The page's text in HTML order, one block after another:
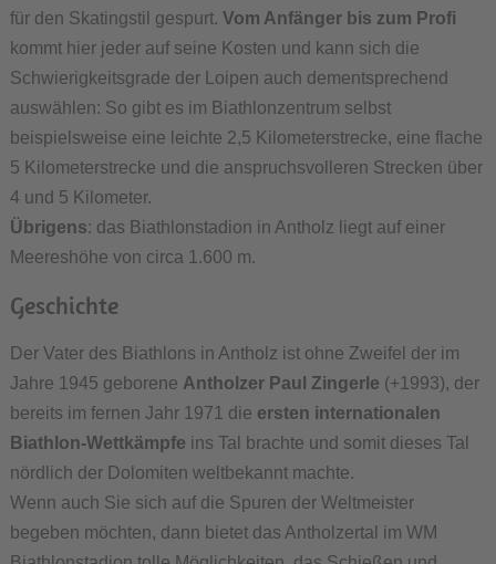
für den Skatingstil gespurt. Vom Anfänger bis zum Profi
kommt hier jeder auf seine Kosten und kann sich die
Schwierigkeitsgrade der Loipen auch dementsprechend
auswählen: So gibt es im Biathlonzentrum selbst
beispielsweise eine leichte 2,5 Kilometerstrecke, eine flache
5 Kilometerstrecke und die anspruchsvolleren Strecken über
4 und 5 Kilometer.
Übrigens: das Biathlonstadion in Antholz liegt auf einer
Meereshöhe von circa 1.600 m.
Geschichte
Der Vater des Biathlons in Antholz ist ohne Zweifel der im
Jahre 1945 geborene Antholzer Paul Zingerle (+1993), der
bereits im fernen Jahr 1971 die ersten internationalen
Biathlon-Wettkämpfe ins Tal brachte und somit dieses Tal
nördlich der Dolomiten weltbekannt machte.
Wenn auch Sie sich auf die Spuren der Weltmeister
begeben möchten, dann bietet das Antholzertal im WM